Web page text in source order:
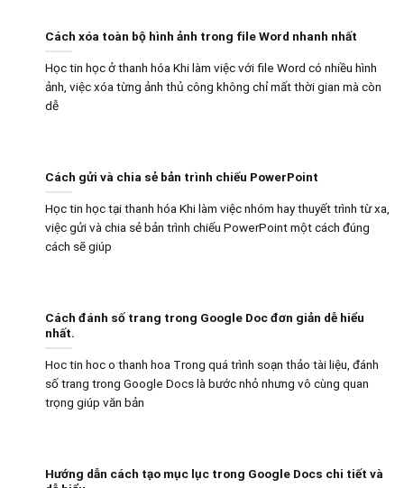
Cách xóa toàn bộ hình ảnh trong file Word nhanh nhất
Học tin học ở thanh hóa Khi làm việc với file Word có nhiều hình
ảnh, việc xóa từng ảnh thủ công không chỉ mất thời gian mà còn
dễ
Cách gửi và chia sẻ bản trình chiếu PowerPoint
Học tin học tại thanh hóa Khi làm việc nhóm hay thuyết trình từ xa,
việc gửi và chia sẻ bản trình chiếu PowerPoint một cách đúng
cách sẽ giúp
Cách đánh số trang trong Google Doc đơn giản dễ hiểu
nhất.
Hoc tin hoc o thanh hoa Trong quá trình soạn thảo tài liệu, đánh
số trang trong Google Docs là bước nhỏ nhưng vô cùng quan
trọng giúp văn bản
Hướng dẫn cách tạo mục lục trong Google Docs chi tiết và